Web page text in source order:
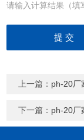
请输入计算结果（填
上一篇： ph-20厂
下一篇： ph-20厂